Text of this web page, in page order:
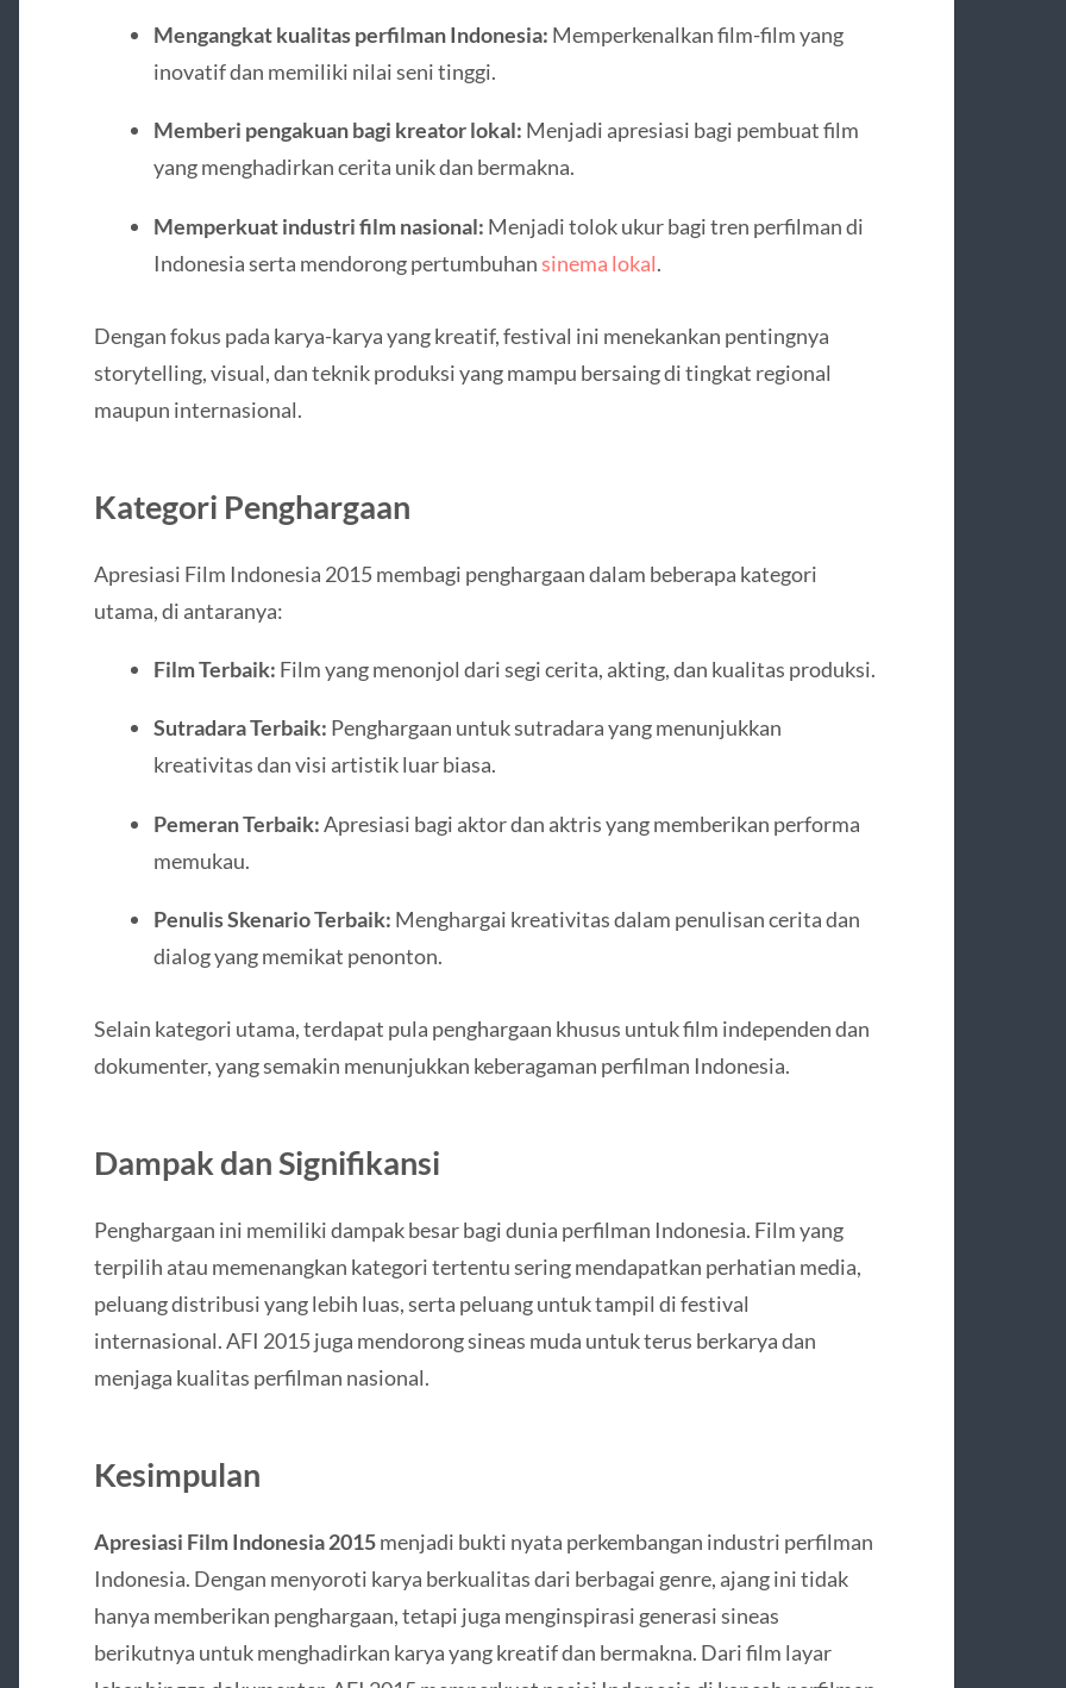
Mengangkat kualitas perfilman Indonesia: Memperkenalkan film-film yang
inovatif dan memiliki nilai seni tinggi.
Memberi pengakuan bagi kreator lokal: Menjadi apresiasi bagi pembuat film
yang menghadirkan cerita unik dan bermakna.
Memperkuat industri film nasional: Menjadi tolok ukur bagi tren perfilman di
Indonesia serta mendorong pertumbuhansinema lokal.
Dengan fokus pada karya-karya yang kreatif, festival ini menekankan pentingnya
storytelling, visual, dan teknik produksi yang mampu bersaing di tingkat regional
maupun internasional.
Kategori Penghargaan
Apresiasi Film Indonesia 2015 membagi penghargaan dalam beberapa kategori
utama, di antaranya:
Film Terbaik: Film yang menonjol dari segi cerita, akting, dan kualitas produksi.
Sutradara Terbaik: Penghargaan untuk sutradara yang menunjukkan
kreativitas dan visi artistik luar biasa.
Pemeran Terbaik:Apresiasi bagi aktor dan aktris yang memberikan performa
memukau.
Penulis Skenario Terbaik: Menghargai kreativitas dalam penulisan cerita dan
dialog yang memikat penonton.
Selain kategori utama, terdapat pula penghargaan khusus untuk film independen dan
dokumenter, yang semakin menunjukkan keberagaman perfilman Indonesia.
Dampak dan Signifikansi
Penghargaan ini memiliki dampak besar bagi dunia perfilman Indonesia. Film yang
terpilih atau memenangkan kategori tertentu sering mendapatkan perhatian media,
peluang distribusi yang lebih luas, serta peluang untuk tampil di festival
internasional. AFI 2015 juga mendorong sineas muda untuk terus berkarya dan
menjaga kualitas perfilman nasional.
Kesimpulan
Apresiasi Film Indonesia 2015menjadi bukti nyata perkembangan industri perfilman
Indonesia. Dengan menyoroti karya berkualitas dari berbagai genre, ajang ini tidak
hanya memberikan penghargaan, tetapi juga menginspirasi generasi sineas
berikutnya untuk menghadirkan karya yang kreatif dan bermakna. Dari film layar